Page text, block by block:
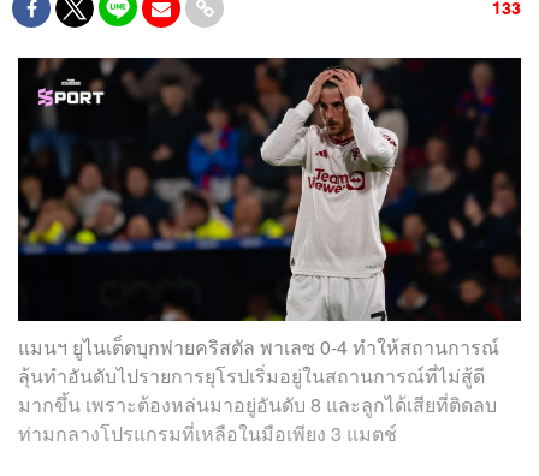
133
แมนฯ ยูไนเต็ดบุกพ่ายคริสตัล พาเลซ 0-4 ทำให้สถานการณ์
ลุ้นทำอันดับไปรายการยุโรปเริ่มอยู่ในสถานการณ์ที่ไม่สู้ดี
มากขึ้น เพราะต้องหล่นมาอยู่อันดับ 8 และลูกได้เสียที่ติดลบ
ท่ามกลางโปรแกรมที่เหลือในมือเพียง 3 แมตช์